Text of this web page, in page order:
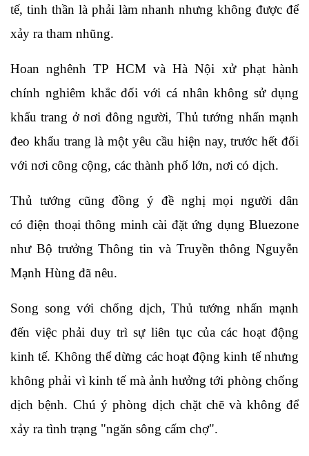
tế, tinh thần là phải làm nhanh nhưng không được để
xảy ra tham nhũng.
Hoan nghênh TP HCM và Hà Nội xử phạt hành
chính nghiêm khắc đối với cá nhân không sử dụng
khẩu trang ở nơi đông người, Thủ tướng nhấn mạnh
đeo khẩu trang là một yêu cầu hiện nay, trước hết đối
với nơi công cộng, các thành phố lớn, nơi có dịch.
Thủ tướng cũng đồng ý đề nghị mọi người dân
có điện thoại thông minh cài đặt ứng dụng Bluezone
như Bộ trưởng Thông tin và Truyền thông Nguyễn
Mạnh Hùng đã nêu.
Song song với chống dịch, Thủ tướng nhấn mạnh
đến việc phải duy trì sự liên tục của các hoạt động
kinh tế. Không thể dừng các hoạt động kinh tế nhưng
không phải vì kinh tế mà ảnh hưởng tới phòng chống
dịch bệnh. Chú ý phòng dịch chặt chẽ và không để
xảy ra tình trạng "ngăn sông cấm chợ".